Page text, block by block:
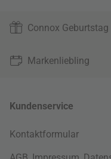
Connox Geburtstag
Markenliebling
Kundenservice
Kontaktformular